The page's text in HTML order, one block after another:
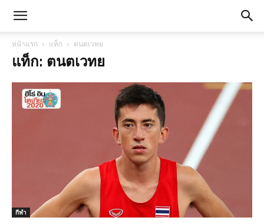
หน้าแรก แท็ก ตนตเวทย
แท็ก: ตนตเวทย
กีฬา